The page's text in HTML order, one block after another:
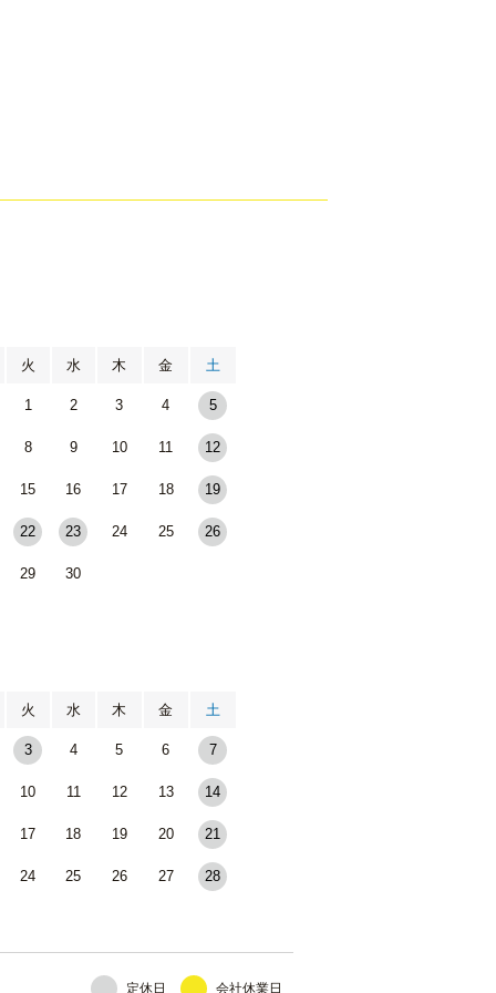
火 水 木 金 土
1 2 3 4 5
8 9 10 11 12
15 16 17 18 19
22 23 24 25 26
29 30
火 水 木 金 土
3 4 5 6 7
10 11 12 13 14
17 18 19 20 21
24 25 26 27 28
定休日 会社休業日